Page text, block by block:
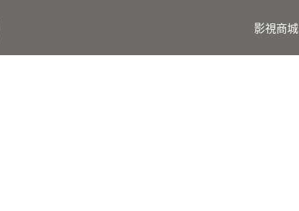
影視商城